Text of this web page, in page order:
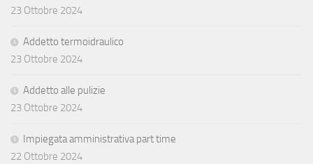
23 Ottobre 2024
Addetto termoidraulico
23 Ottobre 2024
Addetto alle pulizie
23 Ottobre 2024
Impiegata amministrativa part time
22 Ottobre 2024